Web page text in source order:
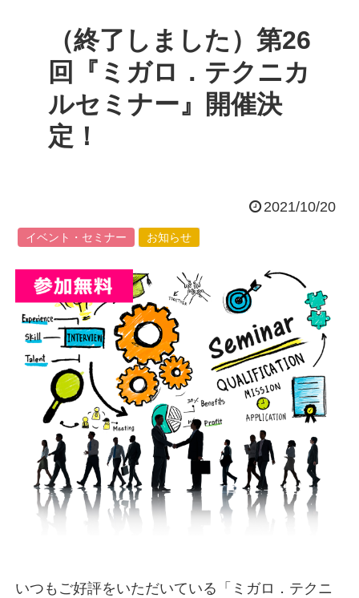
（終了しました）第26
回『ミガロ．テクニカ
ルセミナー』開催決
定！
2021/10/20
イベント・セミナー お知らせ
いつもご好評をいただいている「ミガロ．テクニ